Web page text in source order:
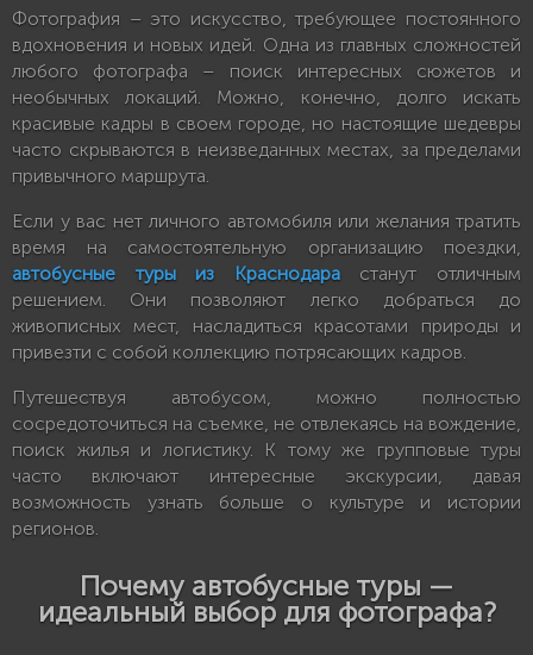
Фотография – это искусство, требующее постоянного
вдохновения и новых идей. Одна из главных сложностей
любого фотографа – поиск интересных сюжетов и
необычных локаций. Можно, конечно, долго искать
красивые кадры в своем городе, но настоящие шедевры
часто скрываются в неизведанных местах, за пределами
привычного маршрута.
Если у вас нет личного автомобиля или желания тратить
время на самостоятельную организацию поездки,
автобусные туры из Краснодарастанут отличным
решением. Они позволяют легко добраться до
живописных мест, насладиться красотами природы и
привезти с собой коллекцию потрясающих кадров.
Путешествуя автобусом, можно полностью
сосредоточиться на съемке, не отвлекаясь на вождение,
поиск жилья и логистику. К тому же групповые туры
часто включают интересные экскурсии, давая
возможность узнать больше о культуре и истории
регионов.
Почему автобусные туры —
идеальный выбор для фотографа?